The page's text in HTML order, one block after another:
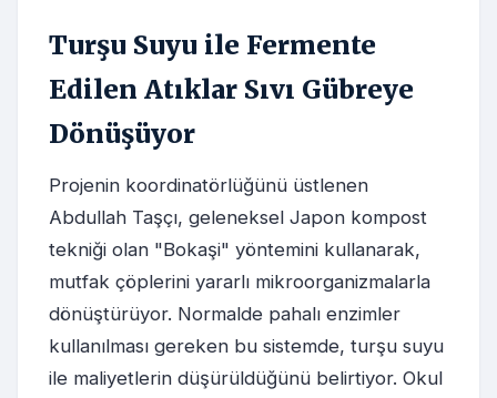
Turşu Suyu ile Fermente
Edilen Atıklar Sıvı Gübreye
Dönüşüyor
Projenin koordinatörlüğünü üstlenen
Abdullah Taşçı, geleneksel Japon kompost
tekniği olan "Bokaşi" yöntemini kullanarak,
mutfak çöplerini yararlı mikroorganizmalarla
dönüştürüyor. Normalde pahalı enzimler
kullanılması gereken bu sistemde, turşu suyu
ile maliyetlerin düşürüldüğünü belirtiyor. Okul